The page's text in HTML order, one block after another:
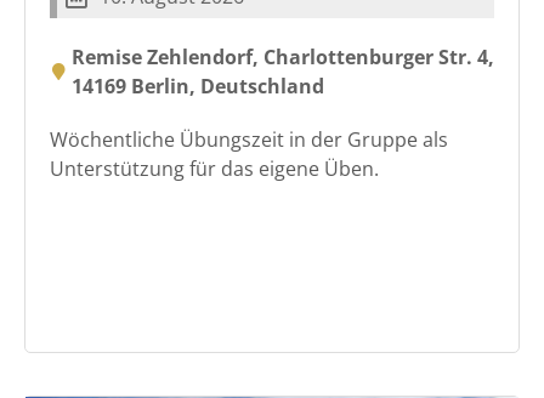
Remise Zehlendorf, Charlottenburger Str. 4,
14169 Berlin, Deutschland
Wöchentliche Übungszeit in der Gruppe als
Unterstützung für das eigene Üben.